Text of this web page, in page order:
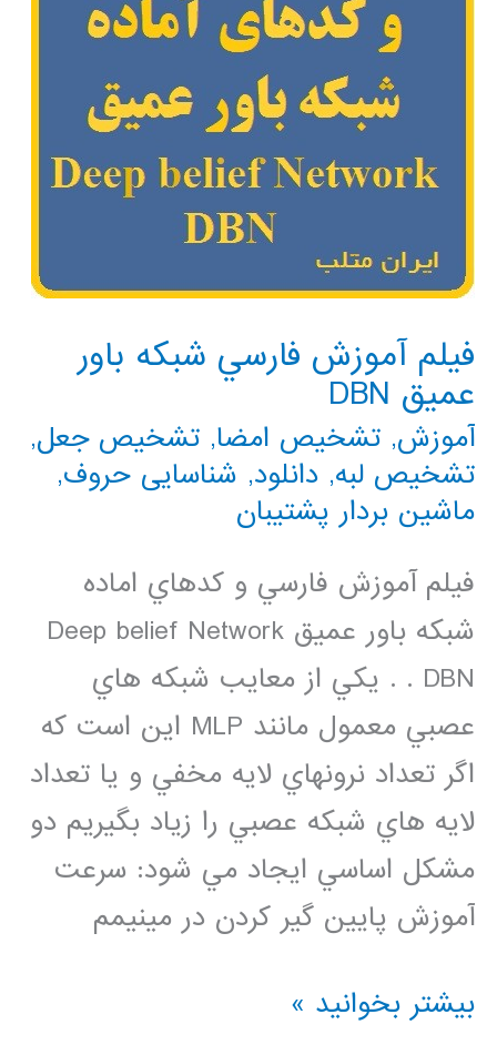
فيلم آموزش فارسي شبكه باور
عميق DBN
آموزش, تشخیص امضا, تشخیص جعل,
تشخیص لبه, دانلود, شناسایی حروف,
ماشین بردار پشتیبان
فيلم آموزش فارسي و كدهاي اماده
شبكه باور عميق Deep belief Network
DBN . . يكي از معايب شبكه هاي
عصبي معمول مانند MLP اين است كه
اگر تعداد نرونهاي لايه مخفي و يا تعداد
لايه هاي شبكه عصبي را زياد بگيريم دو
مشكل اساسي ايجاد مي شود: سرعت
آموزش پايين گير كردن در مينيمم
فيلم
بیشتر بخوانید »